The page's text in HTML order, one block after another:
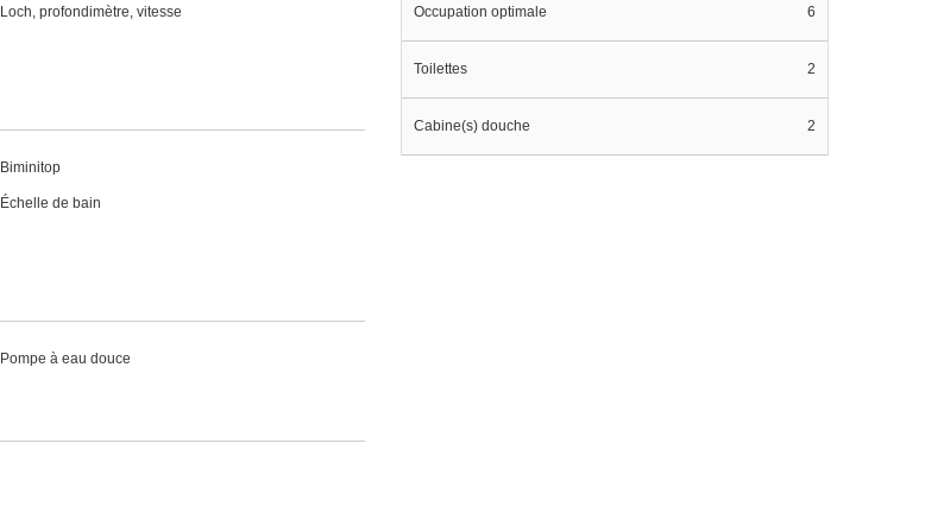
Loch, profondimètre, vitesse
Biminitop
Échelle de bain
Pompe à eau douce
Occupation optimale 6
Toilettes 2
Cabine(s) douche 2